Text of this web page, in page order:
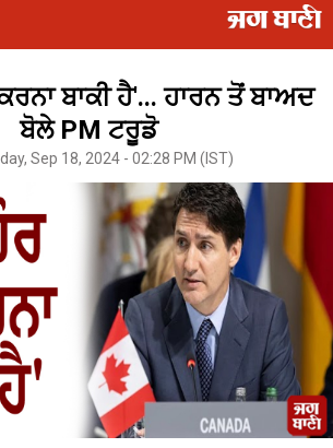
ਬਾਕੀ ਹੈ'... ਹਾਰਨ ਤੋਂ ਬਾਅਦ
ਬੋਲੇ PM ਟਰੂਡੋ
Sep 18, 2024 - 02:28 PM (IST)